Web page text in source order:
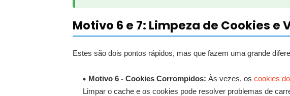
Motivo 6 e 7: Limpeza de Cookies
Estes são dois pontos rápidos, mas que fazem uma grande
Motivo 6 - Cookies Corrompidos: Às vezes, os cookies
Limpar o cache e os cookies pode resolver problemas de